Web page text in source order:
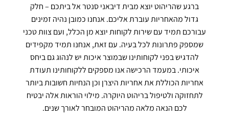
ברגע שהריהוט יוצא מבית דיבאני סנטר אל ביתכם – חלק
גדול מהאחריות עוברת אליכם. אנחנו כמובן נהיה זמינים
עבורכם תמיד עם שירות לקוחות יוצא מן הכלל, ועם צוות טכני
שמספק פתרונות לכל בעיה. עם זאת, אנחנו תמיד מקפידים
להדגיש בפני לקוחותינו שבמוצר איכות יש לנהוג גם ביחס
איכותי. במעמד הרכישה אנו מספקים ללקוחותינו תעודת
אחריות הכוללת את אחריות היצרן וכן הנחיות חשובות ביותר
לתחזוקה ולטיפול בריהוט היוקרה. מילוי הוראות אלה יבטיח
לכם הנאה מלאה מהריהוט המובחר לאורך שנים.